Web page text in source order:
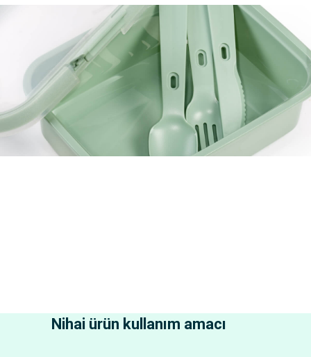
Başvuru yap
Nihai ürün kullanım amacı